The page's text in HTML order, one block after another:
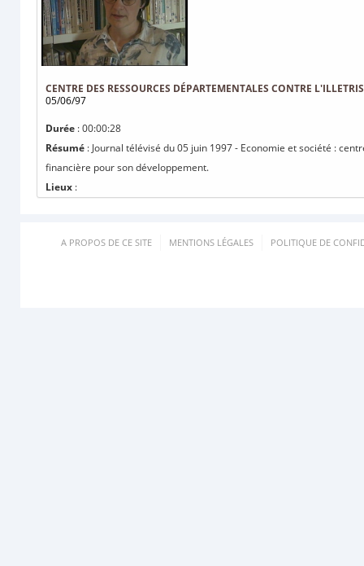
CENTRE DES RESSOURCES DÉPARTEMENTALES CONTRE
05/06/97
Durée : 00:00:28
Résumé : Journal télévisé du 05 juin 1997 - Economie et société :
financière pour son développement.
Lieux :
A PROPOS DE CE SITE MENTIONS LÉGALES POLITIQUE DE